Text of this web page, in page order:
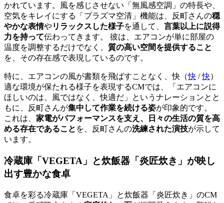
かれています。風を感じさせない「無風感空調」の特長や、
空気をキレイにする「プラズマ空清」機能は、反町さんの穏
やかな表情やリラックスした様子を通して、 言葉以上に説得
力を持って伝わってきます。 彼は、エアコンが単に部屋の
温度を調整するだけでなく、 質の高い空間を提供すること
を、その存在感で表現しているのです。
特に、エアコンの風が書類を飛ばすことなく、快（快 /快）
適な環境が保たれる様子を表現するCMでは、「エアコンに
ほしいのは、風ではなく、快適だ」というナレーションとと
もに、反町さんが集中して作業を続ける姿が印象的です。
これは、 家電がパフォーマンスを支え、日々の生活の質を高
める存在であること を、反町さんの洗練された演技が示して
います。
冷蔵庫「VEGETA」と炊飯器「炎匠炊き」が映し
出す豊かな食卓
食卓を彩る冷蔵庫「VEGETA」と炊飯器「炎匠炊き」のCM